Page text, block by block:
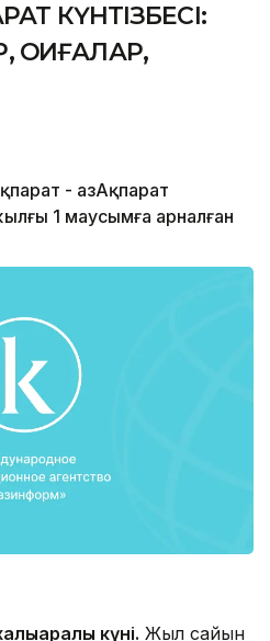
КҮНТІЗБЕСІ:
ОҚИҒАЛАР,
- ҚазАқпарат
1 маусымға арналған
күні. Жыл сайын